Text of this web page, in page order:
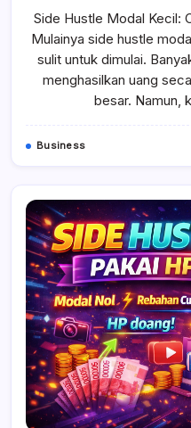
Side Hustle Modal Kecil:
Mulainya side hustle
sulit untuk dimulai.
menghasilkan uang
besar. Namun,
Business